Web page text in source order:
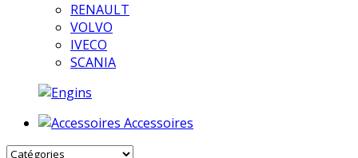
RENAULT
VOLVO
IVECO
SCANIA
Accessoires